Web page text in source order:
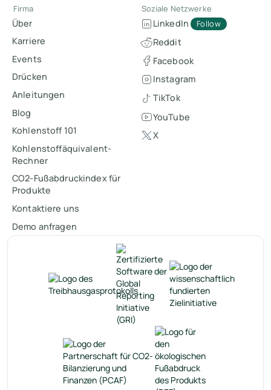
Firma
Über
Karriere
Events
Drücken
Anleitungen
Blog
Kohlenstoff 101
Kohlenstoffäquivalent-
Rechner
CO2-Fußabdruckindex für
Produkte
Kontaktiere uns
Demo anfragen
Soziale Netzwerke
LinkedIn Follow
Reddit
Facebook
Instagram
TikTok
YouTube
X